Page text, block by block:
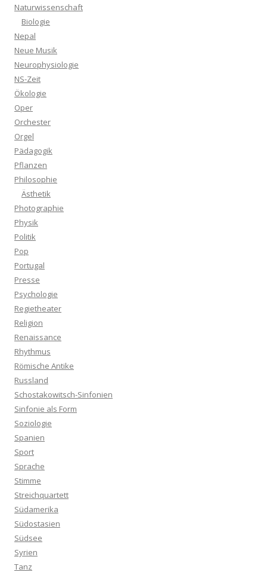
Naturwissenschaft
Biologie
Nepal
Neue Musik
Neurophysiologie
NS-Zeit
Ökologie
Oper
Orchester
Orgel
Pädagogik
Pflanzen
Philosophie
Ästhetik
Photographie
Physik
Politik
Pop
Portugal
Presse
Psychologie
Regietheater
Religion
Renaissance
Rhythmus
Römische Antike
Russland
Schostakowitsch-Sinfonien
Sinfonie als Form
Soziologie
Spanien
Sport
Sprache
Stimme
Streichquartett
Südamerika
Südostasien
Südsee
Syrien
Tanz